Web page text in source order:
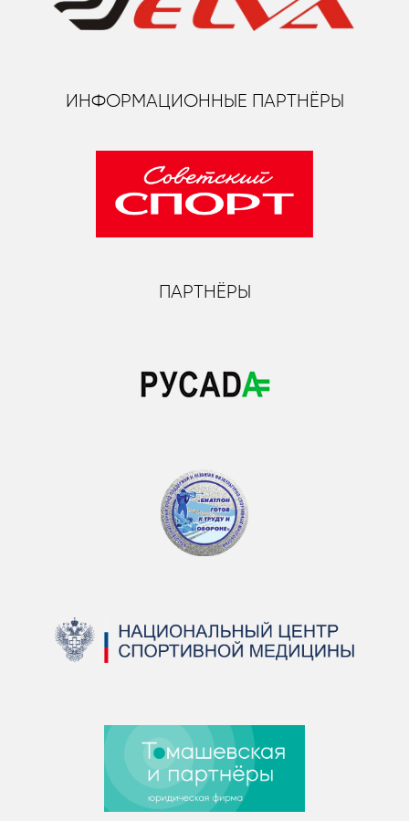
ИНФОРМАЦИОННЫЕ ПАРТНЁРЫ
ПАРТНЁРЫ